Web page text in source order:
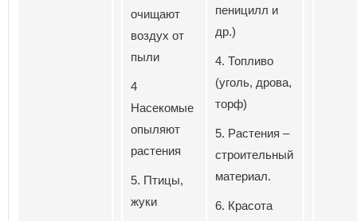
очищают
воздух от
пыли
4
Насекомые
опыляют
растения
5. Птицы,
жуки
пеницилл и
др.)
4. Топливо
(уголь, дрова,
торф)
5. Растения –
строительный
материал.
6. Красота